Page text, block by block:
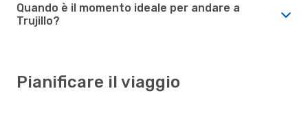
Quando è il momento ideale per andare a
Trujillo?
Pianificare il viaggio